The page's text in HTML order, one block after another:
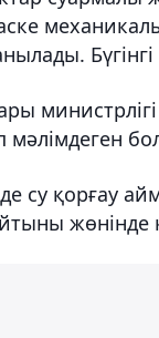
су қорғау